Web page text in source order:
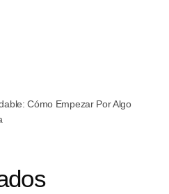
Cómo Empezar Por Algo